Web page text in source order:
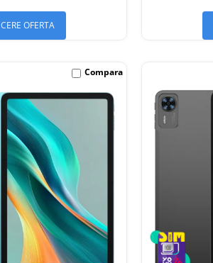
CERE OFERTA
Compara